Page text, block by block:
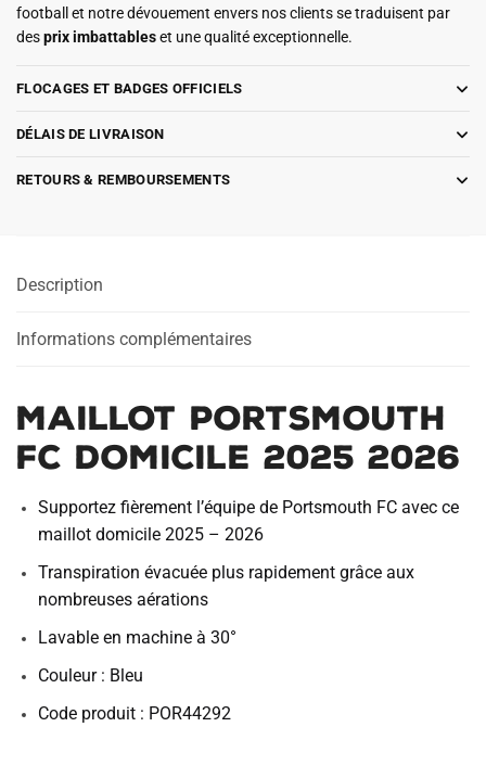
football et notre dévouement envers nos clients se traduisent par
desprix imbattableset une qualité exceptionnelle.
FLOCAGES ET BADGES OFFICIELS
DÉLAIS DE LIVRAISON
RETOURS & REMBOURSEMENTS
Description
Informations complémentaires
Maillot Portsmouth
FC Domicile 2025 2026
Supportez fièrement l’équipe de Portsmouth FC avec ce
maillot domicile 2025 – 2026
Transpiration évacuée plus rapidement grâce aux
nombreuses aérations
Lavable en machine à 30°
Couleur : Bleu
Code produit : POR44292